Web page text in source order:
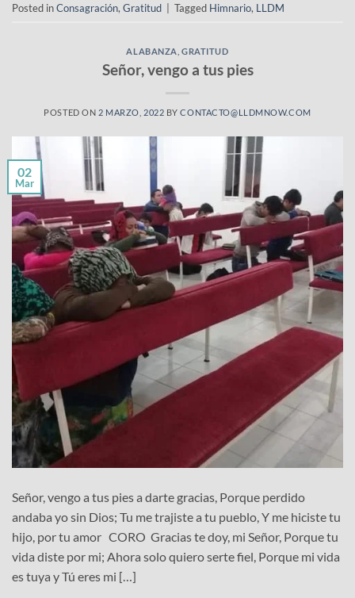
Posted inConsagración, Gratitud | Tagged Himnario, LLDM
ALABANZA ,GRATITUD
Señor, vengo a tus pies
POSTED ON 2 MARZO, 2022 BYCONTACTO@LLDMNOW.COM
02
Mar
Señor, vengo a tus pies a darte gracias, Porque perdido
andaba yo sin Dios; Tu me trajiste a tu pueblo, Y me hiciste tu
hijo, por tu amor CORO Gracias te doy, mi Señor, Porque tu
vida diste por mi; Ahora solo quiero serte fiel, Porque mi vida
es tuya y Tú eres mi […]